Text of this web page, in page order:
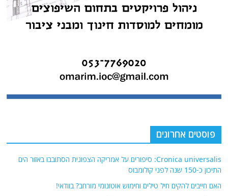
פוסטים אחרונים
Cronica universalis: סיפורים על אמריקה הצפונית הסתובבו באזור הים
התיכון כ-150 שנה לפני קולומבוס
האם חייבים להקים חיל טילים וחימוש אוטונומי מורחב? בוודאי!